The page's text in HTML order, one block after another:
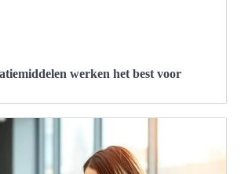
werken het best voor